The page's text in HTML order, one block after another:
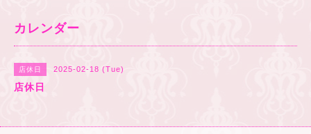
カレンダー
店休日 2025-02-18 (Tue)
店休日